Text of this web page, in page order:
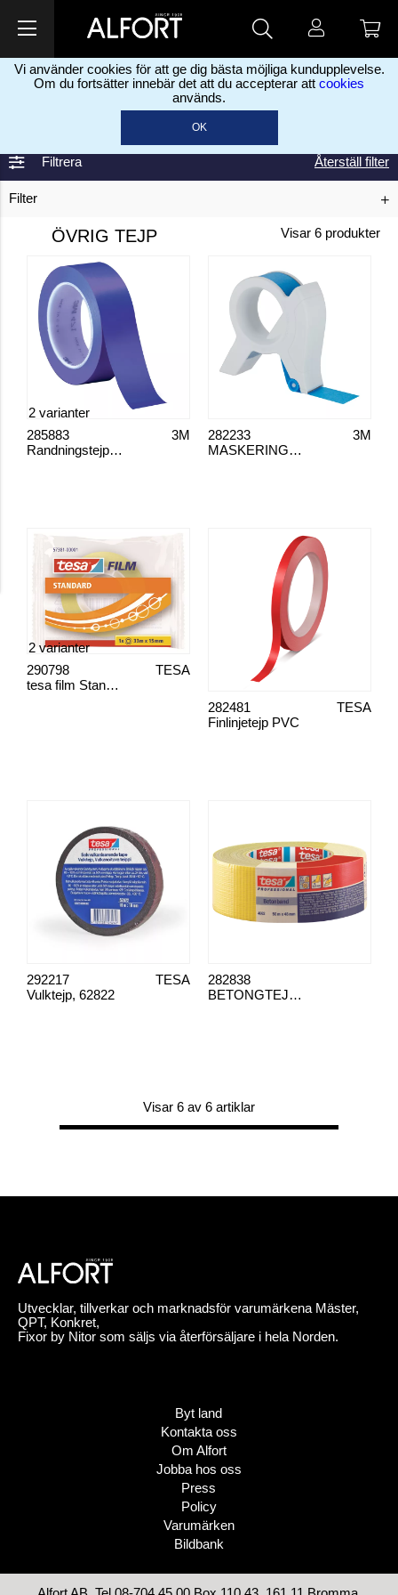
Vi använder cookies för att ge dig bästa möjliga kundupplevelse.
Om du fortsätter innebär det att du accepterar att cookies
används.
OK
Övrig tejp
Filtrera
Filter
Återställ filter
ÖVRIG TEJP Visar 6 produkter
Randningstejp, blå
3M
285883
2 varianter
MASKERINGSTEJPAPPLIKATOR SCOTCHBLUE 2090 36 MM x 18,2 M
3M
282233
tesa film Standard 57381 och 57382
TESA
290798
2 varianter
Finlinjetejp PVC
TESA
282481
Vulktejp, 62822
TESA
292217
BETONGTEJP 4662
282838
Visar 6 av 6 artiklar
Utvecklar, tillverkar och marknadsför varumärkena Mäster,
QPT, Konkret,
Fixor by Nitor som säljs via återförsäljare i hela Norden.
Byt land
Kontakta oss
Om Alfort
Jobba hos oss
Press
Policy
Varumärken
Bildbank